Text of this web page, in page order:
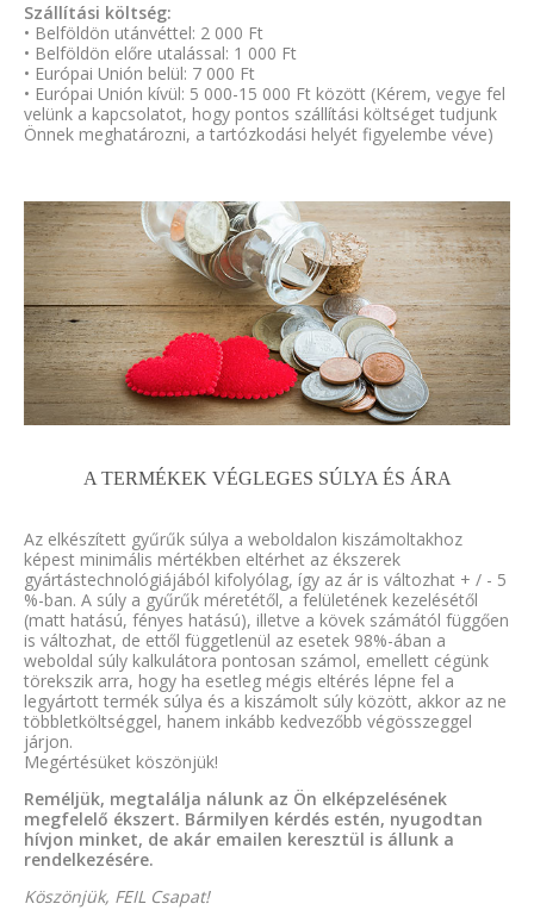
Szállítási költség:
• Belföldön utánvéttel: 2 000 Ft
• Belföldön előre utalással: 1 000 Ft
• Európai Unión belül: 7 000 Ft
• Európai Unión kívül: 5 000-15 000 Ft között (Kérem, vegye fel
velünk a kapcsolatot, hogy pontos szállítási költséget tudjunk
Önnek meghatározni, a tartózkodási helyét figyelembe véve)
A TERMÉKEK VÉGLEGES SÚLYA ÉS ÁRA
Az elkészített gyűrűk súlya a weboldalon kiszámoltakhoz
képest minimális mértékben eltérhet az ékszerek
gyártástechnológiájából kifolyólag, így az ár is változhat + / - 5
%-ban. A súly a gyűrűk méretétől, a felületének kezelésétől
(matt hatású, fényes hatású), illetve a kövek számától függően
is változhat, de ettől függetlenül az esetek 98%-ában a
weboldal súly kalkulátora pontosan számol, emellett cégünk
törekszik arra, hogy ha esetleg mégis eltérés lépne fel a
legyártott termék súlya és a kiszámolt súly között, akkor az ne
többletköltséggel, hanem inkább kedvezőbb végösszeggel
járjon.
Megértésüket köszönjük!
Reméljük, megtalálja nálunk az Ön elképzelésének
megfelelő ékszert. Bármilyen kérdés estén, nyugodtan
hívjon minket, de akár emailen keresztül is állunk a
rendelkezésére.
Köszönjük, FEIL Csapat!